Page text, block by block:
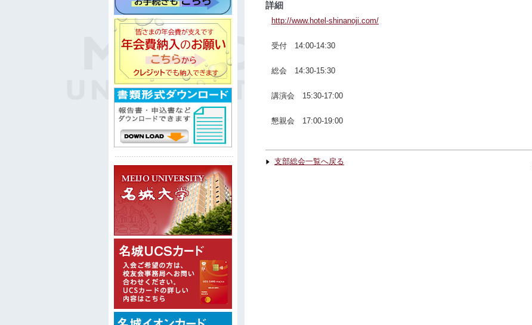
詳細
http://www.hotel-shinanoji.com/
受付 14:00-14:30
総会 14:30-15:30
講演会 15:30-17:00
懇親会 17:00-19:00
支部総会一覧へ戻る